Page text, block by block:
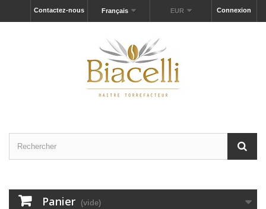
Connexion
EUR
Français
Contactez-nous
Panier (vide)